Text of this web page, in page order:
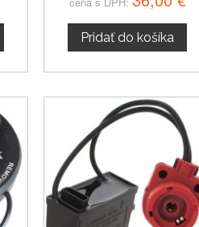
Pridať do košíka